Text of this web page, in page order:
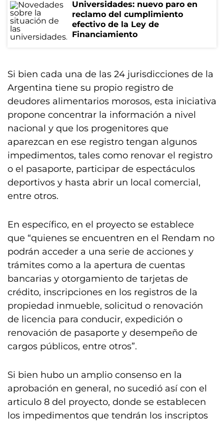
Universidades: nuevo paro en
reclamo del cumplimiento
efectivo de la Ley de
Financiamiento
Si bien cada una de las 24 jurisdicciones de la
Argentina tiene su propio registro de
deudores alimentarios morosos, esta iniciativa
propone concentrar la información a nivel
nacional y que los progenitores que
aparezcan en ese registro tengan algunos
impedimentos, tales como renovar el registro
o el pasaporte, participar de espectáculos
deportivos y hasta abrir un local comercial,
entre otros.
En específico, en el proyecto se establece
que “quienes se encuentren en el Rendam no
podrán acceder a una serie de acciones y
trámites como a la apertura de cuentas
bancarias y otorgamiento de tarjetas de
crédito, inscripciones en los registros de la
propiedad inmueble, solicitud o renovación
de licencia para conducir, expedición o
renovación de pasaporte y desempeño de
cargos públicos, entre otros”.
Si bien hubo un amplio consenso en la
aprobación en general, no sucedió así con el
articulo 8 del proyecto, donde se establecen
los impedimentos que tendrán los inscriptos